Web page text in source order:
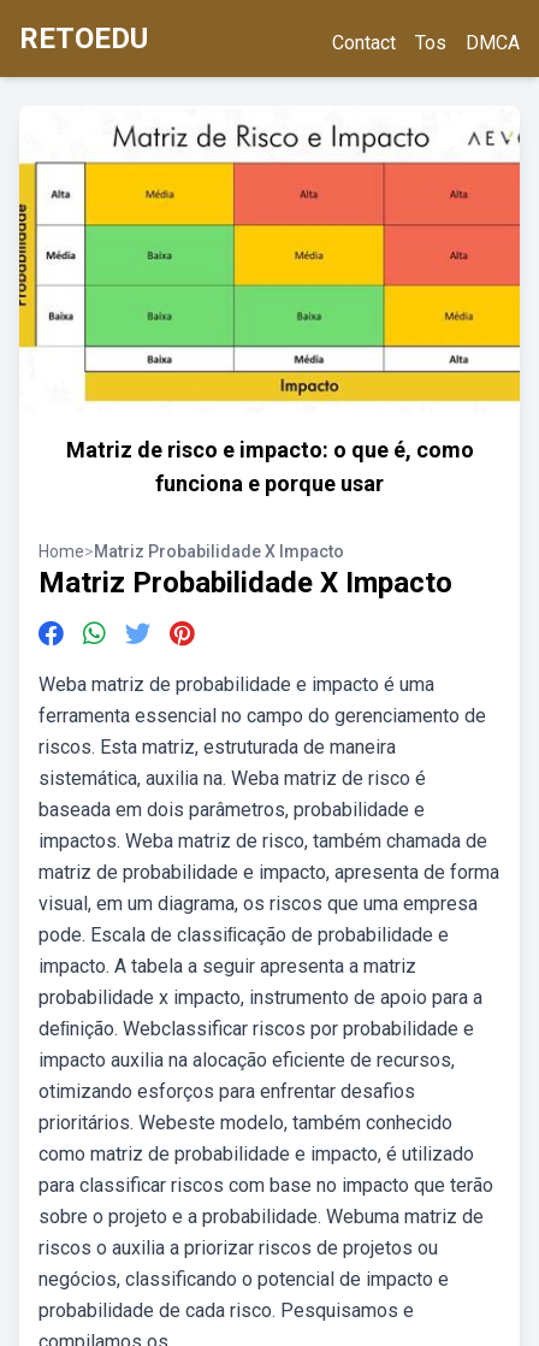
RETOEDU Contact Tos DMCA
Matriz de risco e impacto: o que é, como
funciona e porque usar
Home>Matriz Probabilidade X Impacto
Matriz Probabilidade X Impacto
Weba matriz de probabilidade e impacto é uma
ferramenta essencial no campo do gerenciamento de
riscos. Esta matriz, estruturada de maneira
sistemática, auxilia na. Weba matriz de risco é
baseada em dois parâmetros, probabilidade e
impactos. Weba matriz de risco, também chamada de
matriz de probabilidade e impacto, apresenta de forma
visual, em um diagrama, os riscos que uma empresa
pode. Escala de classiﬁcação de probabilidade e
impacto. A tabela a seguir apresenta a matriz
probabilidade x impacto, instrumento de apoio para a
deﬁnição. Webclassificar riscos por probabilidade e
impacto auxilia na alocação eficiente de recursos,
otimizando esforços para enfrentar desafios
prioritários. Webeste modelo, também conhecido
como matriz de probabilidade e impacto, é utilizado
para classificar riscos com base no impacto que terão
sobre o projeto e a probabilidade. Webuma matriz de
riscos o auxilia a priorizar riscos de projetos ou
negócios, classificando o potencial de impacto e
probabilidade de cada risco. Pesquisamos e